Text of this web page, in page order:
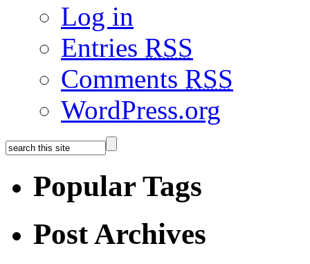
Log in
Entries RSS
Comments RSS
WordPress.org
Popular Tags
Post Archives